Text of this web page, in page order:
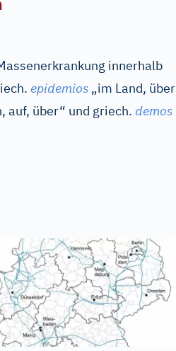
innerhalb
epidemios „im Land, über
auf, über“ und griech. demos